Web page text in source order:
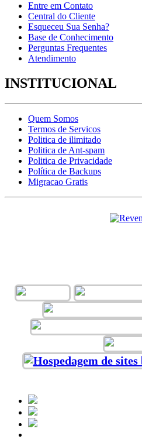
Entre em Contato
Central do Cliente
Esqueceu Sua Senha?
Base de Conhecimento
Perguntas Frequentes
Atendimento
INSTITUCIONAL
Quem Somos
Termos de Servicos
Politica de ilimitado
Politica de Ant-spam
Politica de Privacidade
Política de Backups
Migracao Gratis